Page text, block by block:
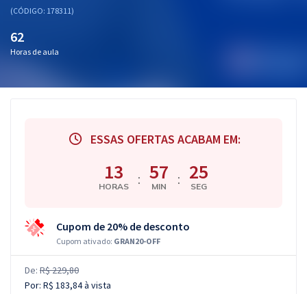
(CÓDIGO: 178311)
62
Horas de aula
ESSAS OFERTAS ACABAM EM:
13
HORAS : 57
MIN : 25
SEG
Cupom de 20% de desconto
Cupom ativado: GRAN20-OFF
De: R$ 229,80
Por: R$ 183,84à vista